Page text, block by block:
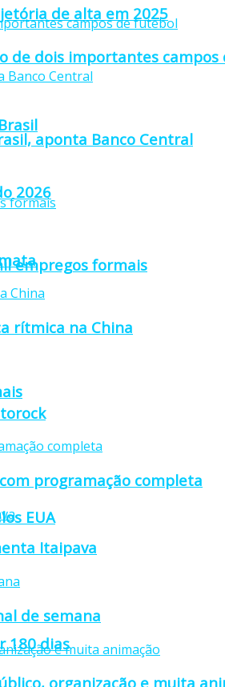
de alta em 2025
aponta Banco Central
empregos formais
EUA
180 dias
de dois importantes campos
2026
rítmica na China
programação completa
Itaipava
de semana
organização e muita